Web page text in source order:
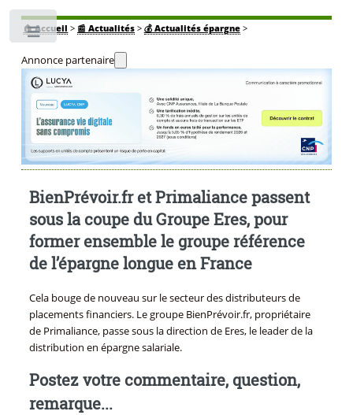
🏠Accueil > 📰 Actualités> 💰 Actualités épargne>
Annonce partenaire
BienPrévoir.fr et Primaliance passent
sous la coupe du Groupe Eres, pour
former ensemble le groupe référence
de l’épargne longue en France
Cela bouge de nouveau sur le secteur des distributeurs de
placements financiers. Le groupe BienPrévoir.fr, propriétaire
de Primaliance, passe sous la direction de Eres, le leader de la
distribution en épargne salariale.
Postez votre commentaire, question,
remarque...
Toggle